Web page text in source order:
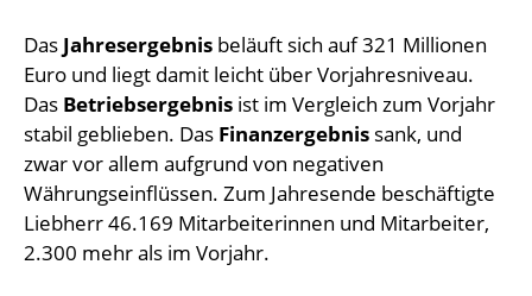
Das Jahresergebnis beläuft sich auf 321 Millionen
Euro und liegt damit leicht über Vorjahresniveau.
Das Betriebsergebnis ist im Vergleich zum Vorjahr
stabil geblieben. Das Finanzergebnis sank, und
zwar vor allem aufgrund von negativen
Währungseinflüssen. Zum Jahresende beschäftigte
Liebherr 46.169 Mitarbeiterinnen und Mitarbeiter,
2.300 mehr als im Vorjahr.